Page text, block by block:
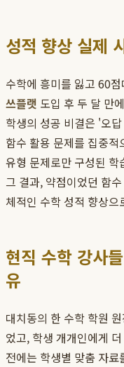
성적 향상 실제
수학에 흥미를 잃고 60
쓰플랫 도입 후 두 달 만
학생의 성공 비결은 '오
함수 활용 문제를 집중
유형 문제로만 구성된
그 결과, 약점이었던 함
체적인 수학 성적 향상
현직 수학 강사
유
대치동의 한 수학 학원
었고, 학생 개개인에게
전에는 학생별 맞춤 자